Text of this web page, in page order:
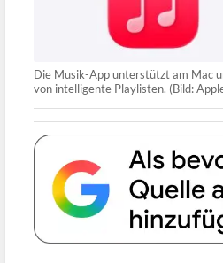
Die Musik-App unterstützt am Mac
von intelligente Playlisten. (Bild: